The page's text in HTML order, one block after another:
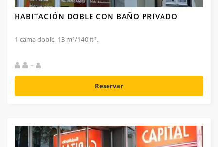
HABITACIÓN DOBLE CON BAÑO PRIVADO
1 cama doble, 13 m²/140 ft².
+
Reservar